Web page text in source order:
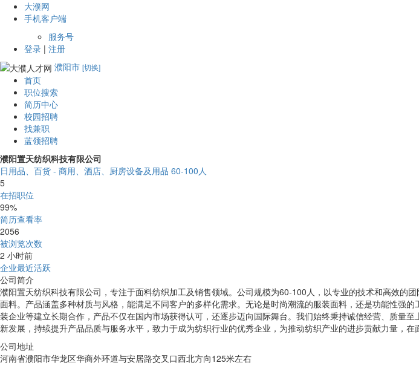
大濮网
手机客户端
服务号
登录 | 注册
濮阳市 [切换]
首页
职位搜索
简历中心
校园招聘
找兼职
蓝领招聘
濮阳置天纺织科技有限公司
日用品、百货 - 商用、酒店、厨房设备及用品 60-100人
5
在招职位
99%
简历查看率
2056
被浏览次数
2 小时前
企业最近活跃
公司简介
濮阳置天纺织科技有限公司，专注于面料纺织加工及销售领域。公司规模为60-100人，以专业的技术和高效
面料。产品涵盖多种材质与风格，能满足不同客户的多样化需求。无论是时尚潮流的服装面料，还是功能性强
装企业等建立长期合作，产品不仅在国内市场获得认可，还逐步迈向国际舞台。我们始终秉持诚信经营、质量
新发展，持续提升产品品质与服务水平，致力于成为纺织行业的优秀企业，为推动纺织产业的进步贡献力量，
公司地址
河南省濮阳市华龙区华商外环道与安居路交叉口西北方向125米左右